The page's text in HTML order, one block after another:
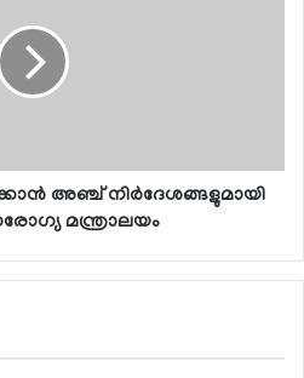
അഞ്ച് നിര്‍ദേശങ്ങളുമായി
മന്ത്രാലയം